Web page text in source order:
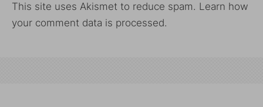
This site uses Akismet to reduce spam. Learn how
your comment data is processed.